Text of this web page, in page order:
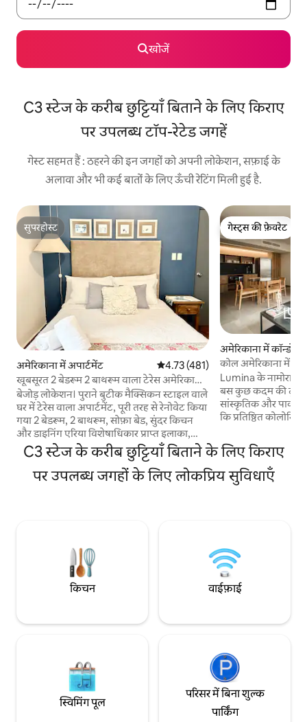
खोजें
C3 स्टेज के करीब छुट्टियाँ बिताने के लिए किराए
पर उपलब्ध टॉप-रेटेड जगहें
गेस्ट सहमत हैं : ठहरने की इन जगहों को अपनी लोकेशन, सफ़ाई के
अलावा और भी कई बातों के लिए ऊँची रेटिंग मिली हुई है.
सुपरहोस्ट
सुपरहोस्ट
अमेरिकाना में अपार्टमेंट औसत रेटिंग 5 में से 4.73, 481 समीक्षाएँ
4.73 (481)
खूबसूरत 2 बेडरूम 2 बाथरूम वाला टेरेस अमेरिकाना
लवली
बेजोड़ लोकेशन। पुराने बुटीक मैक्सिकन स्टाइल वाले
घर में टेरेस वाला अपार्टमेंट, पूरी तरह से रेनोवेट किया
गया 2 बेडरूम, 2 बाथरूम, सोफ़ा बेड, सुंदर किचन
और डाइनिंग एरिया विशेषाधिकार प्राप्त इलाका,
शहर के पर्यटन स्थलों तक आसानी से पहुँच,
चापुल्टेपेक एवेन्यू से एक ब्लॉक की दूरी पर, रेस्टोरेंट
और बारों से घिरा हुआ इसमें वे सभी सेवाएँ शामिल हैं,
जिनसे आपको अपने घर जैसा महसूस हो बेहतरीन
गेस्ट्स की फ़ेवरेट
गेस्ट्स की फ़ेवरेट
अमेरिकाना में कॉन्डो
कोल अमेरिकाना में
ठहरें
Lumina के नामोरा में
बस कुछ कदम की दूरी
सांस्कृतिक और पाक-
कि प्रतिष्ठित कोलोनिया
लिए डिज़ाइन किए
आरामदायक किंग सुइट
हमारी शेयर्ड छत पर
शहरी ओएसिस है। ग्राउंड फ़्लोर पर, आपको कैफ़े,
C3 स्टेज के करीब छुट्टियाँ बिताने के लिए किराए
पर उपलब्ध जगहों के लिए लोकप्रिय सुविधाएँ
किचन वाईफ़ाई
स्विमिंग पूल
परिसर में बिना शुल्क
पार्किंग